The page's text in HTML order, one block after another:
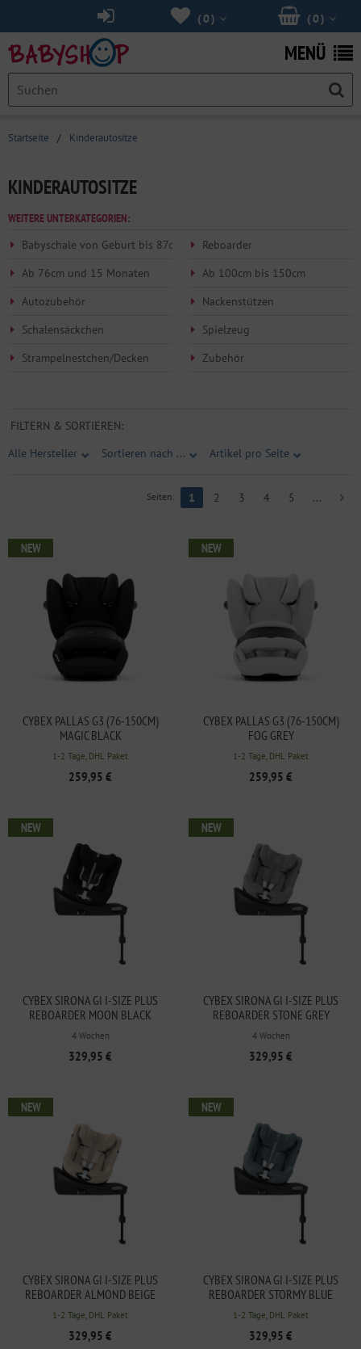
(0 )
(0 )
MENÜ
Startseite / Kinderautositze
KINDERAUTOSITZE
WEITERE UNTERKATEGORIEN:
Babyschale von Geburt bis 87cm
Reboarder
Ab 76cm und 15 Monaten
Ab 100cm bis 150cm
Autozubehör
Nackenstützen
Schalensäckchen
Spielzeug
Strampelnestchen/Decken
Zubehör
FILTERN & SORTIEREN:
Alle Hersteller
Sortieren nach ... Artikel pro Seite
Seiten: 1 2 3 4 5 ...
CYBEX PALLAS G3 (76-150CM)
MAGIC BLACK
1-2 Tage, DHL Paket
259,95 €
NEW
CYBEX PALLAS G3 (76-150CM)
FOG GREY
1-2 Tage, DHL Paket
259,95 €
NEW
CYBEX SIRONA GI I-SIZE PLUS
REBOARDER MOON BLACK
4 Wochen
329,95 €
NEW
CYBEX SIRONA GI I-SIZE PLUS
REBOARDER STONE GREY
4 Wochen
329,95 €
NEW
CYBEX SIRONA GI I-SIZE PLUS
REBOARDER ALMOND BEIGE
1-2 Tage, DHL Paket
329,95 €
NEW
CYBEX SIRONA GI I-SIZE PLUS
REBOARDER STORMY BLUE
1-2 Tage, DHL Paket
329,95 €
NEW